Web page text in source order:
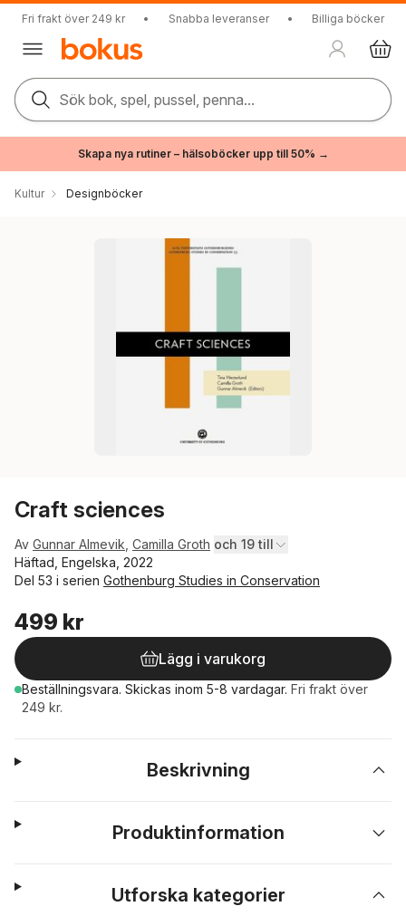
Fri frakt över 249 kr • Snabba leveranser • Billiga böcker
Sök bok, spel, pussel, penna...
Skapa nya rutiner – hälsoböcker upp till 50% →
Kultur Designböcker
Craft sciences
Av Gunnar Almevik Camilla Groth och 19 till
Häftad, Engelska, 2022
Del 53 i serien Gothenburg Studies in Conservation
499 kr
Lägg i varukorg
Beställningsvara. Skickas inom 5-8 vardagar. Fri frakt över
249 kr.
Beskrivning
Produktinformation
Utforska kategorier